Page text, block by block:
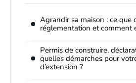
Agrandir sa maison : ce que
réglementation et comment
Permis de construire,
quelles démarches pour
d’extension ?